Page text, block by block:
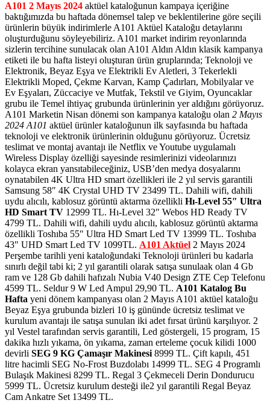
A101 2 Mayıs 2024 aktüel kataloğunun kampaya içeriğine
baktığımızda bu haftada dönemsel talep ve beklentilerine göre seçili
ürünlerin büyük indirimlerle A101 Aktüel Kataloğu detaylarını
oluşturduğunu söyleyebiliriz. A101 market indirim reyonlarında
sizlerin tercihine sunulacak olan A101 Aldın Aldın klasik kampanya
etiketi ile bu hafta listeyi oluşturan ürün gruplarında; Teknoloji ve
Elektronik, Beyaz Eşya ve Elektrikli Ev Aletleri, 3 Tekerlekli
Elektrikli Moped, Çekme Karvan, Kamp Çadırları, Mobilyalar ve
Ev Eşyaları, Züccaciye ve Mutfak, Tekstil ve Giyim, Oyuncaklar
grubu ile Temel ihtiyaç grubunda ürünlerinin yer aldığını görüyoruz.
A101 Marketin Nisan dönemi son kampanya kataloğu olan 2 Mayıs
2024 A101 aktüel ürünler kataloğunun ilk sayfasında bu haftada
teknoloji ve elektronik ürünlerinin olduğunu görüyoruz. Ücretsiz
teslimat ve montaj avantajı ile Netflix ve Youtube uygulamalı
Wireless Display özelliği sayesinde resimlerinizi videolarınızı
kolayca ekran yansıtabileceğiniz, USB’den medya dosyalarını
oynatabilen 4K Ultra HD smart özellikleri ile 2 yıl servis garantili
Samsung 58″ 4K Crystal UHD TV 23499 TL. Dahili wifi, dahili
uydu alıcılı, kablosuz görüntü aktarma özellikli Hı-Level 55″ Ultra
HD Smart TV 12999 TL. Hı-Level 32″ Webos HD Ready TV
4799 TL. Dahili wifi, dahili uydu alıcılı, kablosuz görüntü aktarma
özellikli Toshıba 55″ Ultra HD Smart Led TV 13999 TL. Toshıba
43″ UHD Smart Led TV 1099TL. A101 Aktüel 2 Mayıs 2024
Perşembe tarihli yeni kataloğundaki Teknoloji ürünleri bu kadarla
sınırlı değil tabi ki; 2 yıl garantili olarak satışa sunulaak olan 4 Gb
ram ve 128 Gb dahili hafızalı Nubia V40 Design ZTE Cep Telefonu
4599 TL. Seldur 9 W Led Ampul 29,90 TL. A101 Katalog Bu
Hafta yeni dönem kampanyası olan 2 Mayıs A101 aktüel kataloğu
Beyaz Eşya grubunda bizleri 10 iş gününde ücretsiz teslimat ve
kurulum avantajı ile satışa sunulan iki adet fırsat ürünü karşılıyor. 2
yıl Vestel tarafından servis garantili, Led göstergeli, 15 program, 15
dakika hızlı yıkama, ön yıkama, zaman erteleme çocuk kilidi 1000
devirli SEG 9 KG Çamaşır Makinesi 8999 TL. Çift kapılı, 451
litre hacimli SEG No-Frost Buzdolabı 14999 TL. SEG 4 Programlı
Bulaşık Makinesi 8299 TL. Regal 3 Çekmeceli Derin Dondurucu
5999 TL. Ücretsiz kurulum desteği ile2 yıl garantili Regal Beyaz
Cam Ankatre Set 13499 TL.